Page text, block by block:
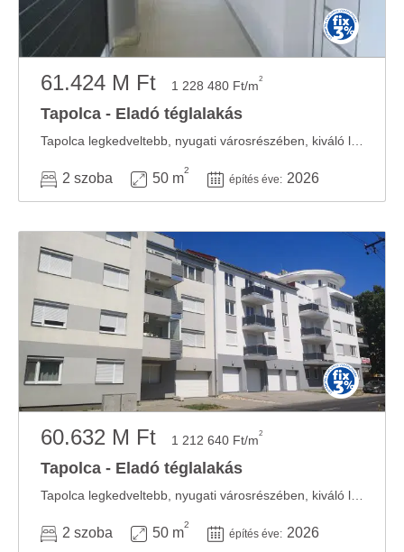
61.424 M Ft 1 228 480 Ft/m2
Tapolca - Eladó téglalakás
2 szoba 50 m
2
építés éve: 2026
60.632 M Ft 1 212 640 Ft/m2
Tapolca - Eladó téglalakás
2 szoba 50 m
2
építés éve: 2026